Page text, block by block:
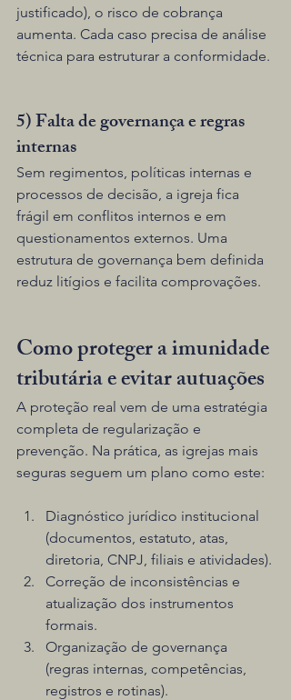
justificado), o risco de cobrança
aumenta. Cada caso precisa de análise
técnica para estruturar a conformidade.
5) Falta de governança e regras
internas
Sem regimentos, políticas internas e
processos de decisão, a igreja fica
frágil em conflitos internos e em
questionamentos externos. Uma
estrutura de governança bem definida
reduz litígios e facilita comprovações.
Como proteger a imunidade
tributária e evitar autuações
A proteção real vem de uma estratégia
completa de regularização e
prevenção. Na prática, as igrejas mais
seguras seguem um plano como este:
Diagnóstico jurídico institucional
(documentos, estatuto, atas,
diretoria, CNPJ, filiais e atividades).
Correção de inconsistências e
atualização dos instrumentos
formais.
Organização de governança
(regras internas, competências,
registros e rotinas).